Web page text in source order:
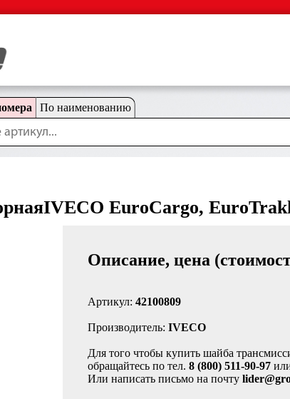
По наименованию
EuroCargo,
Описание, цена
Артикул: 42100809
Производитель: IVECO
Для того чтобы купить шайба
обращайтесь по тел. 8 (800) 511-90-97
Или написать письмо на почту